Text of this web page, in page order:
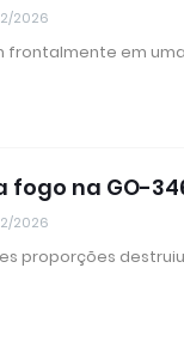
2026
frontalmente em
na GO-
2026
proporções